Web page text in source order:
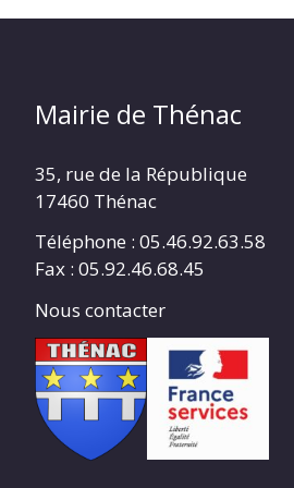
Mairie de Thénac
35, rue de la République
17460 Thénac
Téléphone : 05.46.92.63.58
Fax : 05.92.46.68.45
Nous contacter